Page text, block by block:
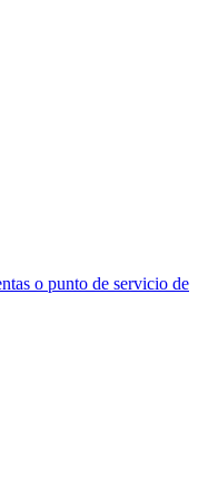
o punto de servicio de